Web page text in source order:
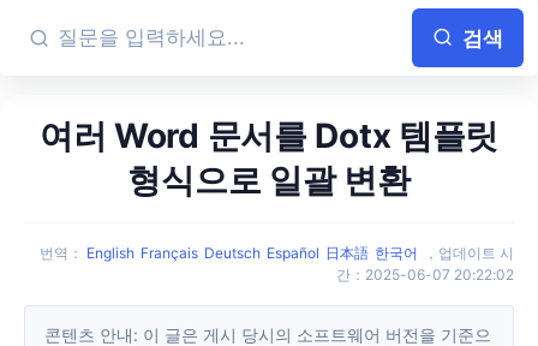
검색
여러 Word 문서를 Dotx 템플릿
형식으로 일괄 변환
번역 ： English Français Deutsch Español 日本語 한국어 ， 업데이트 시
간 ： 2025-06-07 20:22:02
콘텐츠 안내: 이 글은 게시 당시의 소프트웨어 버전을 기준으